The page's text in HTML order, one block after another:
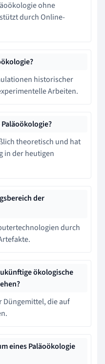
ohne
durch Online-
historischer
Arbeiten.
theoretisch und hat
in der heutigen
der
durch
ökologische
Düngemittel, die auf
eines Paläoökologie